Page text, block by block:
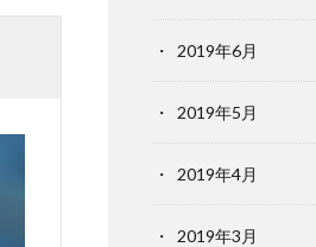
2019年6月
2019年5月
2019年4月
2019年3月